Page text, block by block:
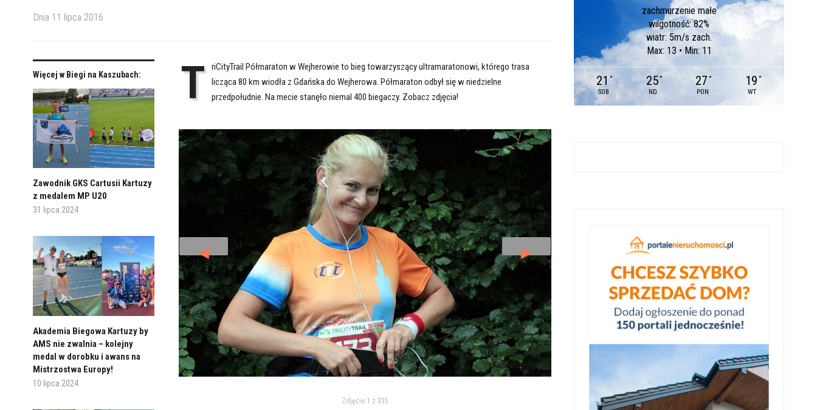
Dnia 11 lipca 2016
Więcej w Biegi na Kaszubach:
Zawodnik GKS Cartusii Kartuzy
z medalem MP U20
31 lipca 2024
Akademia Biegowa Kartuzy by
AMS nie zwalnia – kolejny
medal w dorobku i awans na
Mistrzostwa Europy!
10 lipca 2024
T riCityTrail Półmaraton w Wejherowie to bieg towarzyszący ultramaratonowi, którego trasa
licząca 80 km wiodła z Gdańska do Wejherowa. Półmaraton odbył się w niedzielne
przedpołudnie. Na mecie stanęło niemal 400 biegaczy. Zobacz zdjęcia!
◄ ►
Zdjęcie 1 z 335
zachmurzenie małe
wilgotność: 82%
wiatr: 5m/s zach.
Max: 13 • Min: 11
21 °
SOB
25 °
ND
27 °
PON
19 °
WT